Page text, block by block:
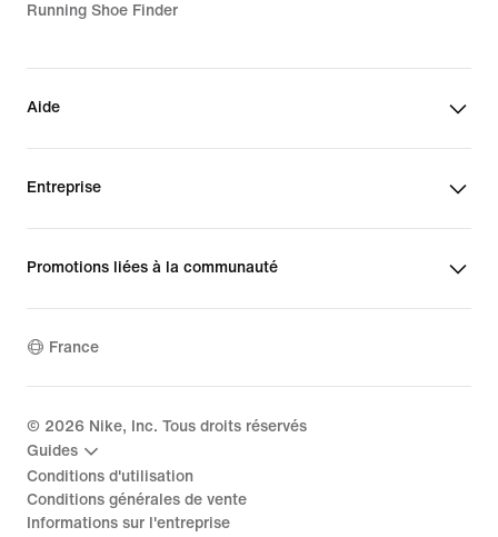
Running Shoe Finder
Aide
Entreprise
Promotions liées à la communauté
France
© 2026 Nike, Inc. Tous droits réservés
Guides
Conditions d'utilisation
Conditions générales de vente
Informations sur l'entreprise